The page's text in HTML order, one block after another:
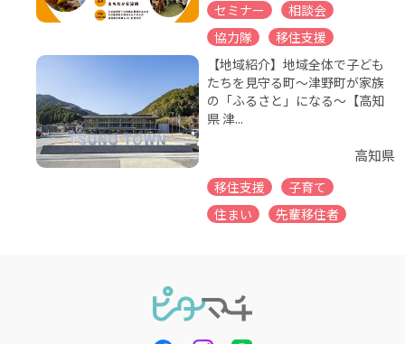
セミナー
相談会
協力隊
移住支援
【地域紹介】地域全体で子ども
たちを見守る町～津野町が家族
の「ふるさと」になる～【高知
県 津...
高知県
移住支援
子育て
住まい
先輩移住者